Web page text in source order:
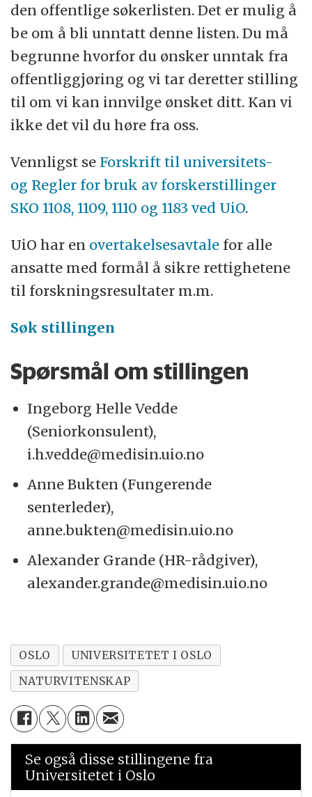
den offentlige søkerlisten. Det er mulig å
be om å bli unntatt denne listen. Du må
begrunne hvorfor du ønsker unntak fra
offentliggjøring og vi tar deretter stilling
til om vi kan innvilge ønsket ditt. Kan vi
ikke det vil du høre fra oss.
Vennligst seForskrift til universitets-
og Regler for bruk av forskerstillinger
SKO 1108, 1109, 1110 og 1183 ved UiO.
UiO har en overtakelsesavtale for alle
ansatte med formål å sikre rettighetene
til forskningsresultater m.m.
Søk stillingen
Spørsmål om stillingen
Ingeborg Helle Vedde
(Seniorkonsulent),
i.h.vedde@medisin.uio.no
Anne Bukten (Fungerende
senterleder),
anne.bukten@medisin.uio.no
Alexander Grande (HR-rådgiver),
alexander.grande@medisin.uio.no
OSLO
UNIVERSITETET I OSLO
NATURVITENSKAP
Se også disse stillingene fra
Universitetet i Oslo